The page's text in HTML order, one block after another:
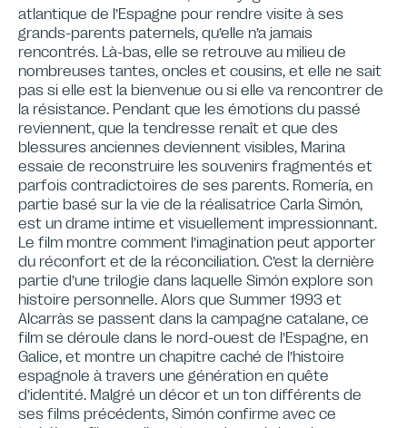
atlantique de l’Espagne pour rendre visite à ses
grands-parents paternels, qu’elle n’a jamais
rencontrés. Là-bas, elle se retrouve au milieu de
nombreuses tantes, oncles et cousins, et elle ne sait
pas si elle est la bienvenue ou si elle va rencontrer de
la résistance. Pendant que les émotions du passé
reviennent, que la tendresse renaît et que des
blessures anciennes deviennent visibles, Marina
essaie de reconstruire les souvenirs fragmentés et
parfois contradictoires de ses parents. Romería, en
partie basé sur la vie de la réalisatrice Carla Simón,
est un drame intime et visuellement impressionnant.
Le film montre comment l’imagination peut apporter
du réconfort et de la réconciliation. C’est la dernière
partie d’une trilogie dans laquelle Simón explore son
histoire personnelle. Alors que Summer 1993 et
Alcarràs se passent dans la campagne catalane, ce
film se déroule dans le nord-ouest de l’Espagne, en
Galice, et montre un chapitre caché de l’histoire
espagnole à travers une génération en quête
d’identité. Malgré un décor et un ton différents de
ses films précédents, Simón confirme avec ce